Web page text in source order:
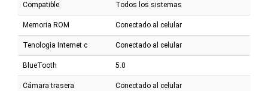
Compatible Todos los sistemas
Memoria ROM Conectado al celular
Tenologia Internet c Conectado al celular
BlueTooth 5.0
Cámara trasera Conectado al celular